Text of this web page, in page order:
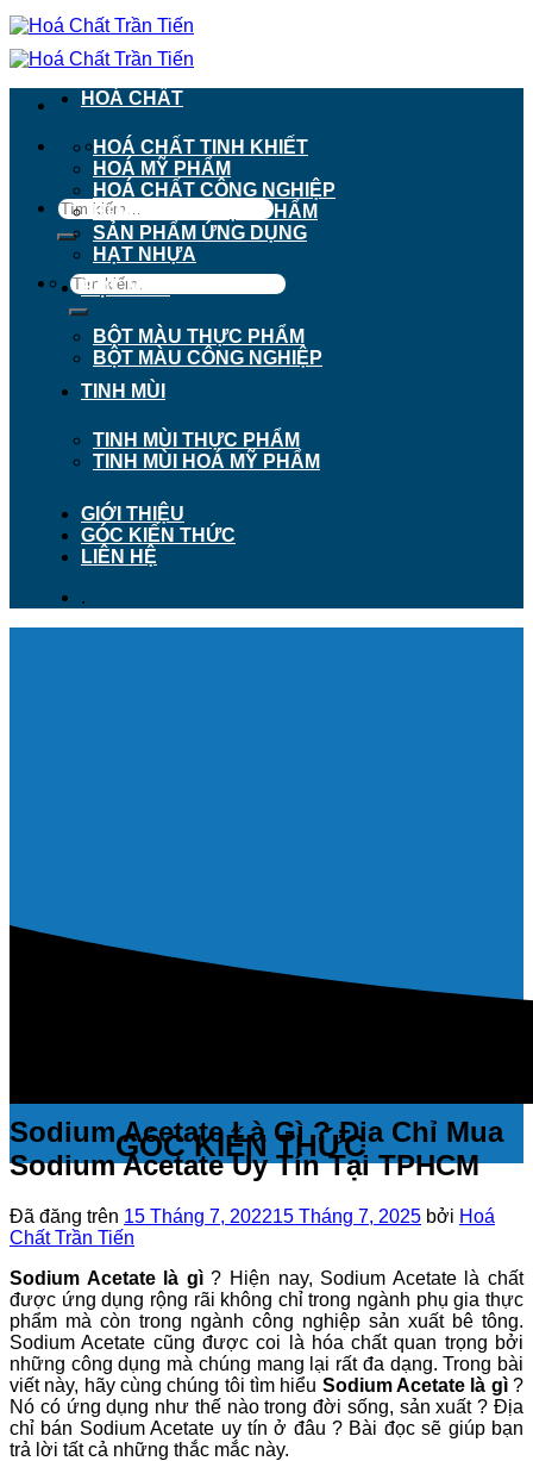
Chuyển
đến
nội
911 - 913 Nguyễn Trãi, Phường Chợ Lớn, TP.
Hồ Chí Minh
Tìm
kiếm:
Tìm
kiếm:
HOÁ CHẤT
HOÁ CHẤT TINH KHIẾT
HOÁ MỸ PHẨM
HOÁ CHẤT CÔNG NGHIỆP
HOÁ CHẤT THỰC PHẨM
SẢN PHẨM ỨNG DỤNG
HẠT NHỰA
BỘT MÀU
BỘT MÀU THỰC PHẨM
BỘT MÀU CÔNG NGHIỆP
TINH MÙI
TINH MÙI THỰC PHẨM
TINH MÙI HOÁ MỸ PHẨM
GIỚI THIỆU
GÓC KIẾN THỨC
LIÊN HỆ
.
GÓC KIẾN THỨC
Sodium Acetate Là Gì ? Địa Chỉ Mua
Sodium Acetate Uy Tín Tại TPHCM
Đã đăng trên 15 Tháng 7, 202215 Tháng 7, 2025 bởi Hoá
Chất Trần Tiến
Sodium Acetate là gì? Hiện nay, Sodium Acetate là chất
được ứng dụng rộng rãi không chỉ trong ngành phụ gia thực
phẩm mà còn trong ngành công nghiệp sản xuất bê tông.
Sodium Acetate cũng được coi là hóa chất quan trọng bởi
những công dụng mà chúng mang lại rất đa dạng. Trong bài
viết này, hãy cùng chúng tôi tìm hiểu Sodium Acetate là gì?
Nó có ứng dụng như thế nào trong đời sống, sản xuất ? Địa
chỉ bán Sodium Acetate uy tín ở đâu ? Bài đọc sẽ giúp bạn
trả lời tất cả những thắc mắc này.